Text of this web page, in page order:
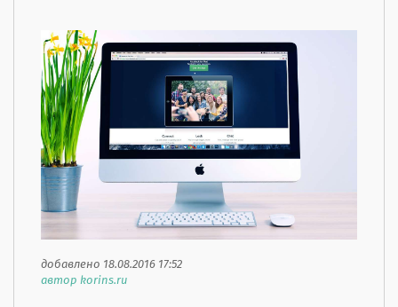
добавлено 18.08.2016 17:52
автор korins.ru